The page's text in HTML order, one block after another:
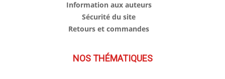
Information aux auteurs
Sécurité du site
Retours et commandes
NOS THÉMATIQUES